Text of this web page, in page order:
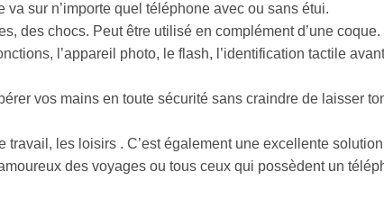
sur n’importe quel téléphone avec ou sans étui.
des chocs. Peut être utilisé en complément d’une coque.
l’appareil photo, le flash, l’identification tactile
vos mains en toute sécurité sans craindre de laisser
travail, les loisirs . C’est également une excellente
des voyages ou tous ceux qui possèdent un